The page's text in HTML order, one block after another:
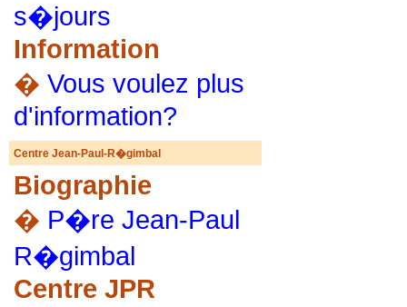
s�jours
Information
� Vous voulez plus
d'information?
Centre Jean-Paul-R�gimbal
Biographie
� P�re Jean-Paul
R�gimbal
Centre JPR